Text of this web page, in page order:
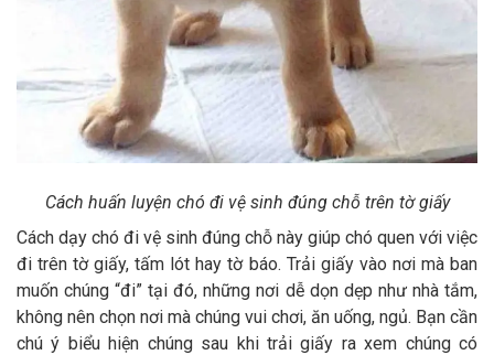
Cách huấn luyện chó đi vệ sinh đúng chỗ trên tờ giấy
Cách dạy chó đi vệ sinh đúng chỗ này giúp chó quen với việc
đi trên tờ giấy, tấm lót hay tờ báo. Trải giấy vào nơi mà ban
muốn chúng “đi” tại đó, những nơi dễ dọn dẹp như nhà tắm,
không nên chọn nơi mà chúng vui chơi, ăn uống, ngủ. Bạn cần
chú ý biểu hiện chúng sau khi trải giấy ra xem chúng có